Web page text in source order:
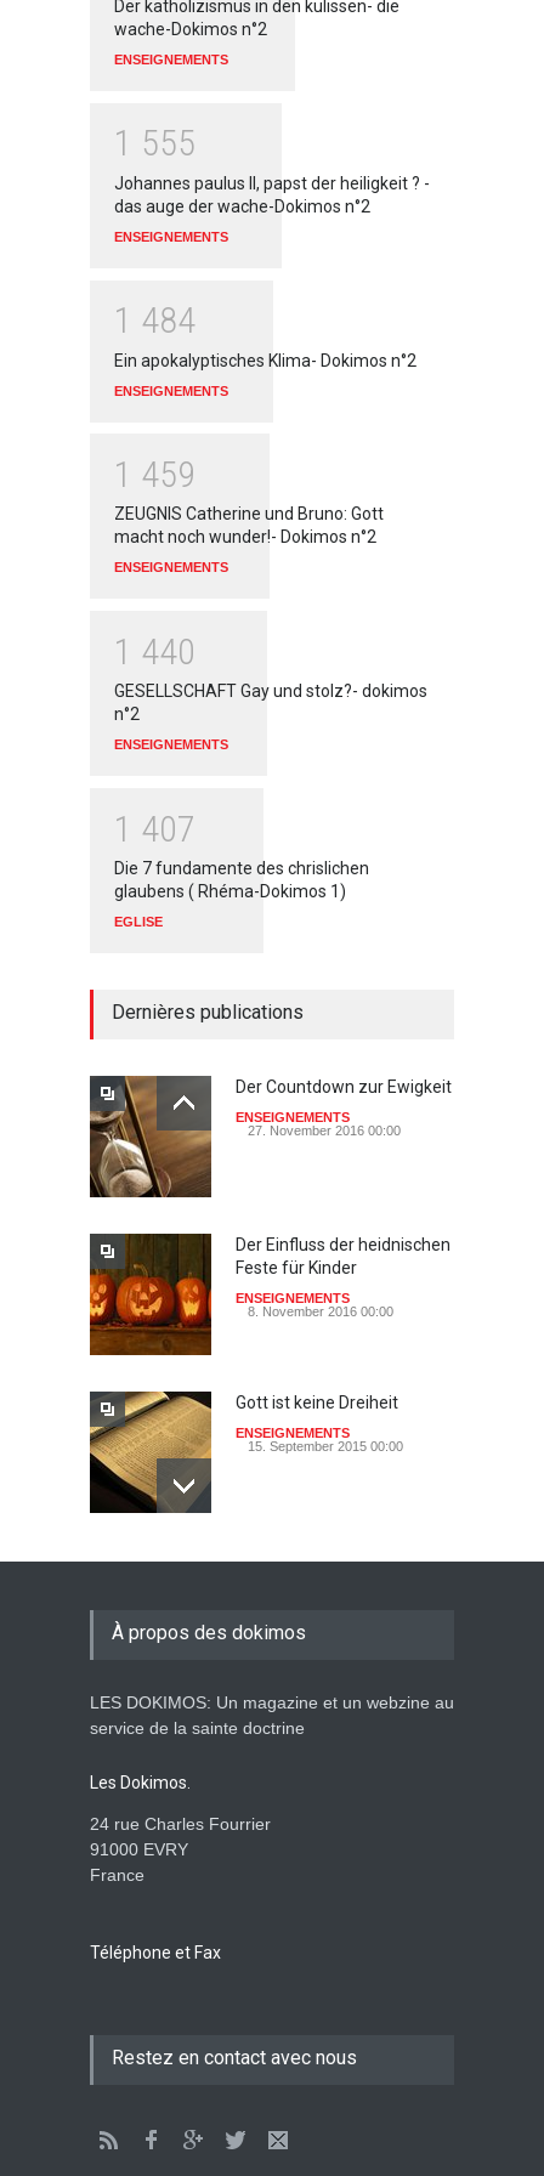
Der katholizismus in den kulissen- die
wache-Dokimos n°2
ENSEIGNEMENTS
1 555
Johannes paulus II, papst der heiligkeit ? -
das auge der wache-Dokimos n°2
ENSEIGNEMENTS
1 484
Ein apokalyptisches Klima- Dokimos n°2
ENSEIGNEMENTS
1 459
ZEUGNIS Catherine und Bruno: Gott
macht noch wunder!- Dokimos n°2
ENSEIGNEMENTS
1 440
GESELLSCHAFT Gay und stolz?- dokimos
n°2
ENSEIGNEMENTS
1 407
Die 7 fundamente des chrislichen
glaubens ( Rhéma-Dokimos 1)
EGLISE
Dernières publications
Der Countdown zur Ewigkeit
ENSEIGNEMENTS
27. November 2016 00:00
Der Einfluss der heidnischen
Feste für Kinder
ENSEIGNEMENTS
8. November 2016 00:00
Gott ist keine Dreiheit
ENSEIGNEMENTS
15. September 2015 00:00
Johannes paulus II, papst
ENSEIGNEMENTS
Ein apokalyptisches Klima-
der apostasie-Rhéma-
À propos des dokimos
LES DOKIMOS: Un magazine et un webzine au
service de la sainte doctrine
Les Dokimos.
24 rue Charles Fourrier
91000 EVRY
France
Téléphone et Fax
Restez en contact avec nous